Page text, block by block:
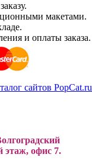
макетами.
и оплаты заказа.
этаж, офис 7.